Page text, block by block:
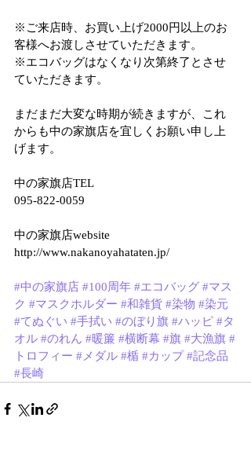
※ご来店時、お買い上げ2000円以上のお
客様へお渡しさせていただきます。
※エコバッグはなくなり次第終了とさせ
ていただきます。
まだまだ大変な時期が続きますが、これ
からも中の家旗店を宜しくお願い申し上
げます。
中の家旗店TEL
095-822-0059
中の家旗店website
http://www.nakanoyahataten.jp/
#中の家旗店 #100周年 #エコバッグ #マス
ク #マスクホルダー #和雑貨 #染物 #染元
#てぬぐい #手拭い #のぼり旗 #ハッピ #タ
オル #のれん #暖簾 #横断幕 #旗 #大漁旗 #
トロフィー #メダル #楯 #カップ #記念品
#長崎